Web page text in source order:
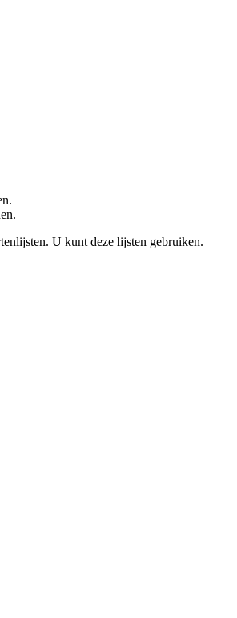
U kunt deze lijsten gebruiken.